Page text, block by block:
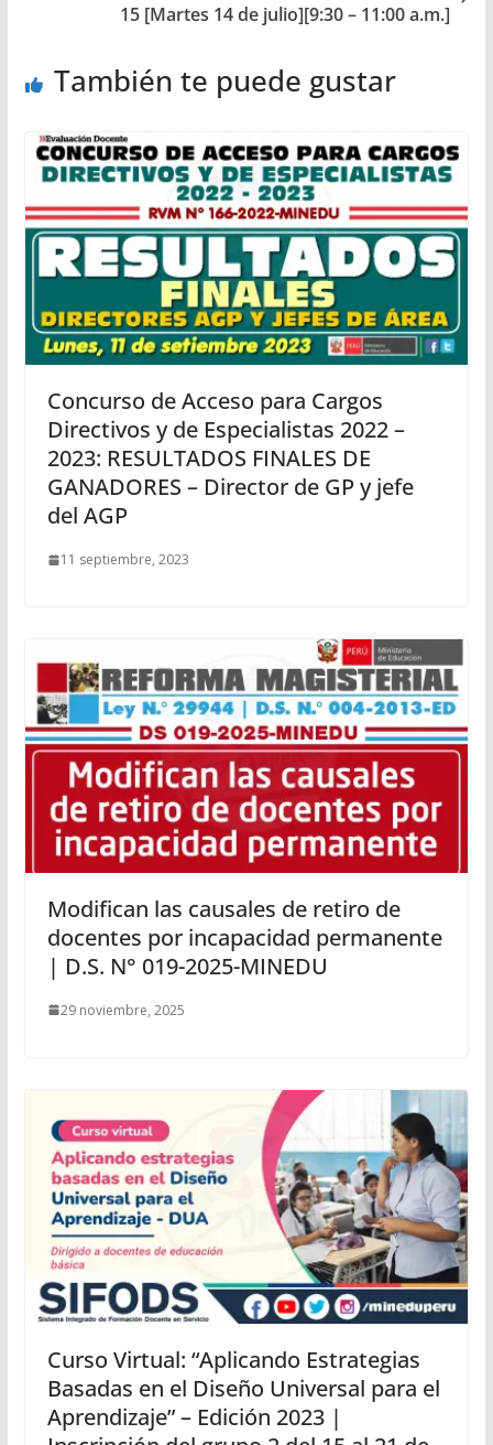
15 [Martes 14 de julio][9:30 – 11:00 a.m.]
También te puede gustar
Concurso de Acceso para Cargos
Directivos y de Especialistas 2022 –
2023: RESULTADOS FINALES DE
GANADORES – Director de GP y jefe
del AGP
11 septiembre, 2023
Modifican las causales de retiro de
docentes por incapacidad permanente
| D.S. N° 019-2025-MINEDU
29 noviembre, 2025
Curso Virtual: “Aplicando Estrategias
Basadas en el Diseño Universal para el
Aprendizaje” – Edición 2023 |